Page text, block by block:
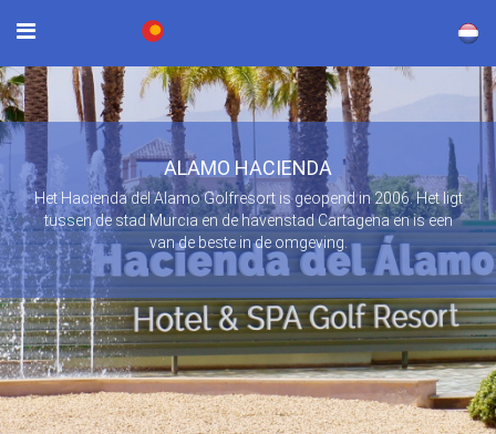
×
ALAMO HACIENDA
Het Hacienda del Alamo Golfresort is geopend in 2006. Het ligt
tussen de stad Murcia en de havenstad Cartagena en is een
van de beste in de omgeving.